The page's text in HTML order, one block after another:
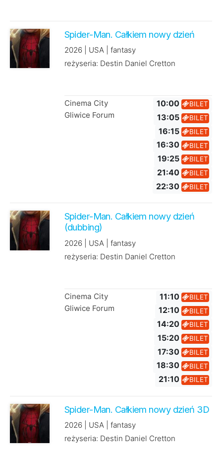
Spider-Man. Całkiem nowy dzień
2026 | USA | fantasy
reżyseria: Destin Daniel Cretton
Cinema City
Gliwice Forum
10:00 BILET
13:05 BILET
16:15 BILET
16:30 BILET
19:25 BILET
21:40 BILET
22:30 BILET
Spider-Man. Całkiem nowy dzień
(dubbing)
2026 | USA | fantasy
reżyseria: Destin Daniel Cretton
Cinema City
Gliwice Forum
11:10 BILET
12:10 BILET
14:20 BILET
15:20 BILET
17:30 BILET
18:30 BILET
21:10 BILET
Spider-Man. Całkiem nowy dzień 3D
2026 | USA | fantasy
reżyseria: Destin Daniel Cretton